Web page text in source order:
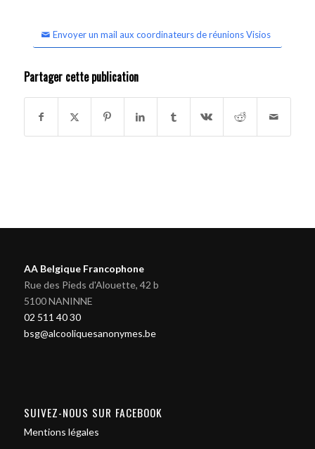
Envoyer un mail aux coordinateurs de réunions Visios
Partager cette publication
AA Belgique Francophone
Rue des Pieds d'Alouette, 42 b
5100 NANINNE
02 511 40 30
bsg@alcooliquesanonymes.be
SUIVEZ-NOUS SUR FACEBOOK
Mentions légales